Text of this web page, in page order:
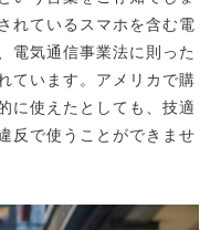
れているスマホを含む電
電気通信事業法に則った
ています。アメリカで購
に使えたとしても、技適
反で使うことができませ